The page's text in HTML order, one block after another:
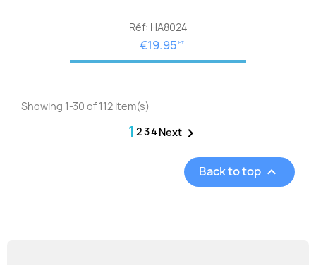
Réf: HA8024
€19.95 HT
Showing 1-30 of 112 item(s)
1 234 Next
Back to top 